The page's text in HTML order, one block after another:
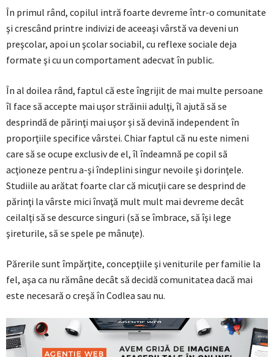
În primul rând, copilul intră foarte devreme într-o comunitate
şi crescând printre indivizi de aceeaşi vârstă va deveni un
preşcolar, apoi un şcolar sociabil, cu reflexe sociale deja
formate şi cu un comportament adecvat în public.
În al doilea rând, faptul că este îngrijit de mai multe persoane
îl face să accepte mai uşor străinii adulţi, îl ajută să se
desprindă de părinţi mai uşor şi să devină independent în
proporţiile specifice vârstei. Chiar faptul că nu este nimeni
care să se ocupe exclusiv de el, îl îndeamnă pe copil să
acţioneze pentru a-şi îndeplini singur nevoile şi dorinţele.
Studiile au arătat foarte clar că micuţii care se desprind de
părinţi la vârste mici învaţă mult mult mai devreme decât
ceilalţi să se descurce singuri (să se îmbrace, să îşi lege
şireturile, să se spele pe mânuţe).
Părerile sunt împărţite, concepţiile şi veniturile per familie la
fel, aşa ca nu rămâne decât să decidă comunitatea dacă mai
este necesară o creşă în Codlea sau nu.